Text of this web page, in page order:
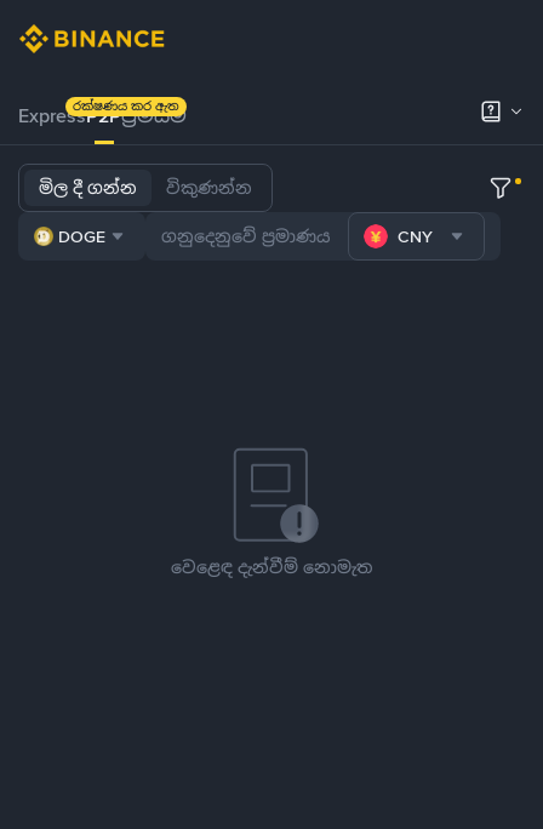
ExpressP2Pප්‍රිමියම්
රක්ෂණය කර ඇත
මිල දී ගන්න විකුණන්න
DOGE CNY
වෙළෙඳ දැන්වීම් නොමැත